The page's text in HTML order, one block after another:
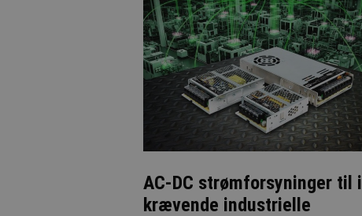
AC-DC strømforsyninger til i
krævende industrielle